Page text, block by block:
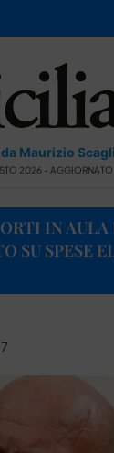
Maurizio
2026 - AGGIORNATO
IN
SU SPESE